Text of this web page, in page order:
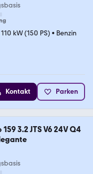
110 kW (150 PS) • Benzin
Kontakt Parken
3.2 JTS V6 24V Q4